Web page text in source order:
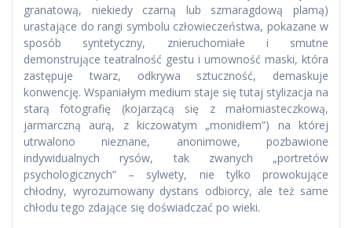
granatową, niekiedy czarną lub szmaragdową plamą)
urastające do rangi symbolu człowieczeństwa, pokazane w
sposób syntetyczny, znieruchomiałe i smutne
demonstrujące teatralność gestu i umowność maski, która
zastępuje twarz, odkrywa sztuczność, demaskuje
konwencję. Wspaniałym medium staje się tutaj stylizacja na
starą fotografię (kojarzącą się z małomiasteczkową,
jarmarczną aurą, z kiczowatym „monidłem”) na której
utrwalono nieznane, anonimowe, pozbawione
indywidualnych rysów, tak zwanych „portretów
psychologicznych” – sylwety, nie tylko prowokujące
chłodny, wyrozumowany dystans odbiorcy, ale też same
chłodu tego zdające się doświadczać po wieki.